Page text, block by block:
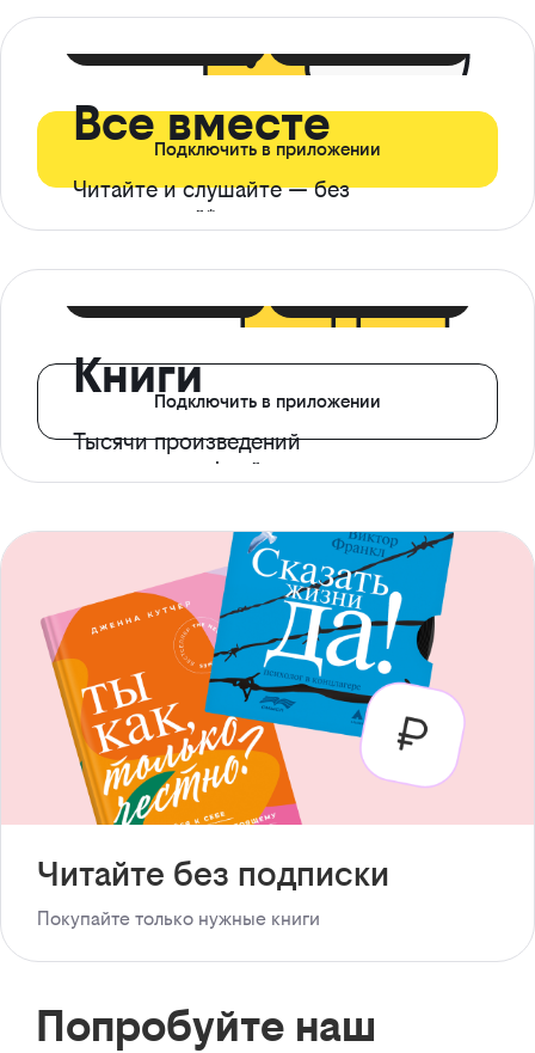
Все вместе
Читайте и слушайте — без
ограничений*
Подключить в приложении
Книги
Тысячи произведений
с доступом офлайн
Подключить в приложении
Читайте без подписки
Покупайте только нужные книги
Попробуйте наш